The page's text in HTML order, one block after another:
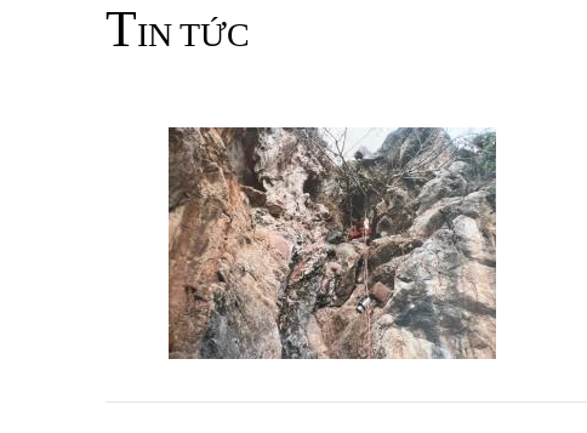
TIN TỨC